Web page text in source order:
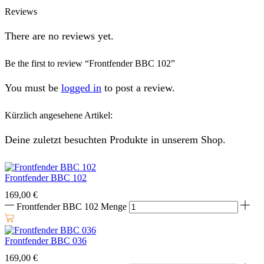
Reviews
There are no reviews yet.
Be the first to review “Frontfender BBC 102”
You must be logged in to post a review.
Kürzlich angesehene Artikel:
Deine zuletzt besuchten Produkte in unserem Shop.
Frontfender BBC 102
169,00 €
Frontfender BBC 102 Menge
Frontfender BBC 036
169,00 €